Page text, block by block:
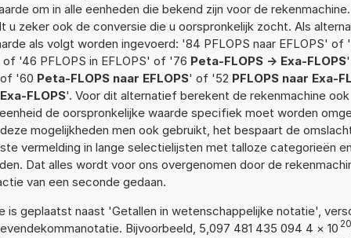
om in alle eenheden die bekend zijn voor de
u zeker ook de conversie die u oorspronkelijk zocht. Als
als volgt worden ingevoerd: '84 PFLOPS naar EFLOPS' of
of '46 PFLOPS in EFLOPS' of '76 Peta-FLOPS -> Exa-FLOPS
'60 Peta-FLOPS naar EFLOPS' of '52 PFLOPS naar Exa-
FLOPS'. Voor dit alternatief berekent de rekenmachine ook
de oorspronkelijke waarde specifiek moet worden
mogelijkheden men ook gebruikt, het bespaart de
vermelding in lange selectielijsten met talloze categorieën
Dat alles wordt voor ons overgenomen door de
van een seconde gedaan.
is geplaatst naast 'Getallen in wetenschappelijke notatie',
Bijvoorbeeld, 5,097 481 435 094 4 × 10 20